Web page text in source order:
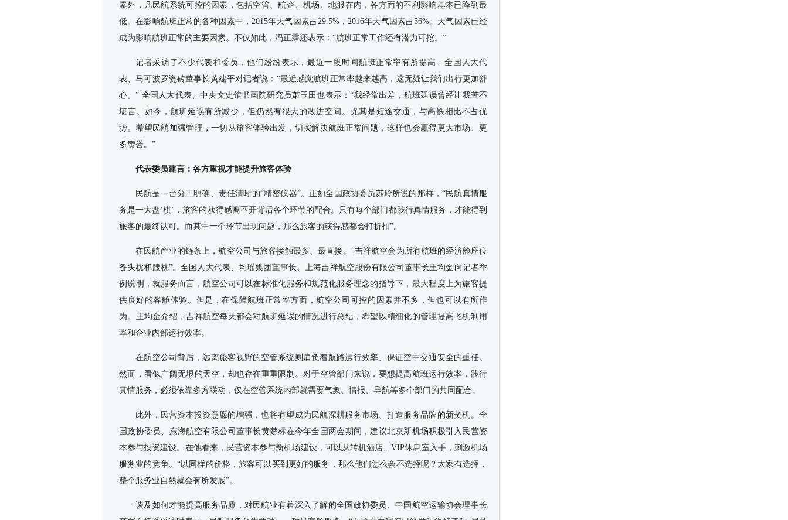
素外，凡民航系统可控的因素，包括空管、航企、机场、地服在内，各方面的不利影响基本已降到最
低。在影响航班正常的各种因素中，2015年天气因素占29.5%，2016年天气因素占56%。天气因素已经
成为影响航班正常的主要因素。不仅如此，冯正霖还表示：“航班正常工作还有潜力可挖。”
记者采访了不少代表和委员，他们纷纷表示，最近一段时间航班正常率有所提高。全国人大代
表、马可波罗瓷砖董事长黄建平对记者说：“最近感觉航班正常率越来越高，这无疑让我们出行更加舒
心。” 全国人大代表、中央文史馆书画院研究员萧玉田也表示：“我经常出差，航班延误曾经让我苦不
堪言。如今，航班延误有所减少，但仍然有很大的改进空间。尤其是短途交通，与高铁相比不占优
势。希望民航加强管理，一切从旅客体验出发，切实解决航班正常问题，这样也会赢得更大市场、更
多赞誉。”
代表委员建言：各方重视才能提升旅客体验
民航是一台分工明确、责任清晰的“精密仪器”。正如全国政协委员苏玲所说的那样，“民航真情服
务是一大盘‘棋’，旅客的获得感离不开背后各个环节的配合。只有每个部门都践行真情服务，才能得到
旅客的最终认可。而其中一个环节出现问题，那么旅客的获得感都会打折扣”。
在民航产业的链条上，航空公司与旅客接触最多、最直接。“吉祥航空会为所有航班的经济舱座位
备头枕和腰枕”。全国人大代表、均瑶集团董事长、上海吉祥航空股份有限公司董事长王均金向记者举
例说明，就服务而言，航空公司可以在标准化服务和规范化服务理念的指导下，最大程度上为旅客提
供良好的客舱体验。但是，在保障航班正常率方面，航空公司可控的因素并不多，但也可以有所作
为。王均金介绍，吉祥航空每天都会对航班延误的情况进行总结，希望以精细化的管理提高飞机利用
率和企业内部运行效率。
在航空公司背后，远离旅客视野的空管系统则肩负着航路运行效率、保证空中交通安全的重任。
然而，看似广阔无垠的天空，却也存在重重限制。对于空管部门来说，要想提高航班运行效率，践行
真情服务，必须依靠多方联动，仅在空管系统内部就需要气象、情报、导航等多个部门的共同配合。
此外，民营资本投资意愿的增强，也将有望成为民航深耕服务市场、打造服务品牌的新契机。全
国政协委员、东海航空有限公司董事长黄楚标在今年全国两会期间，建议北京新机场积极引入民营资
本参与投资建设。在他看来，民营资本参与新机场建设，可以从转机酒店、VIP休息室入手，刺激机场
服务业的竞争。“以同样的价格，旅客可以买到更好的服务，那么他们怎么会不选择呢？大家有选择，
整个服务业自然就会有所发展”。
谈及如何才能提高服务品质，对民航业有着深入了解的全国政协委员、中国航空运输协会理事长